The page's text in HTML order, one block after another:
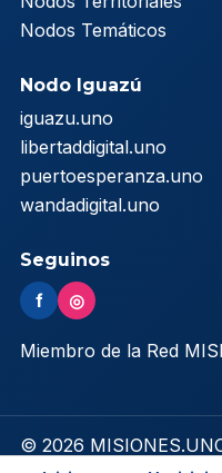
Nodos Temáticos
Nodo Iguazú
iguazu.uno
libertaddigital.uno
puertoesperanza.uno
wandadigital.uno
Seguinos
f ◎
Miembro de la Red
© 2026
reservados